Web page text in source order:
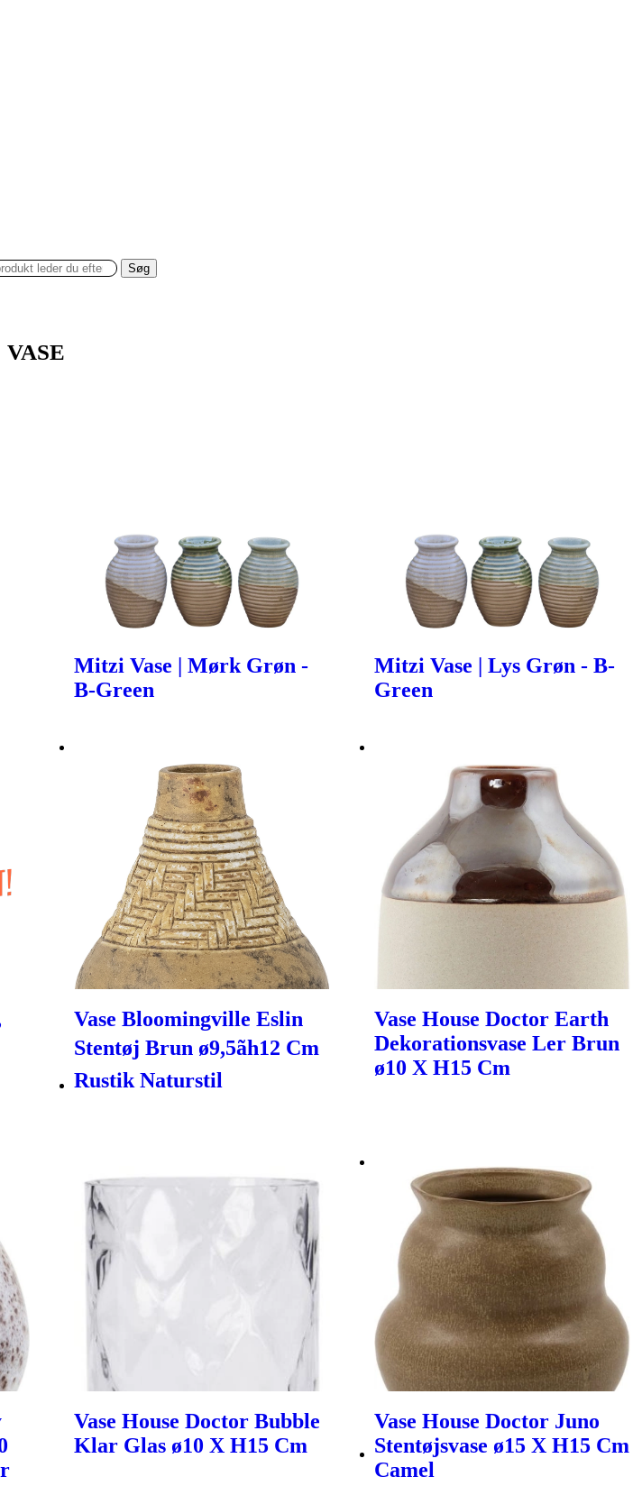
Søg
VASE
Mitzi Vase | Mørk Grøn -
B-Green
Mitzi Vase | Lys Grøn - B-
Green
Vase Bloomingville Eslin
Stentøj Brun ø9,5ãh12 Cm
Rustik Naturstil
Vase House Doctor Earth
Dekorationsvase Ler Brun
ø10 X H15 Cm
Vase House Doctor Bubble
Klar Glas ø10 X H15 Cm
Vase House Doctor Juno
Stentøjsvase ø15 X H15 Cm
Camel